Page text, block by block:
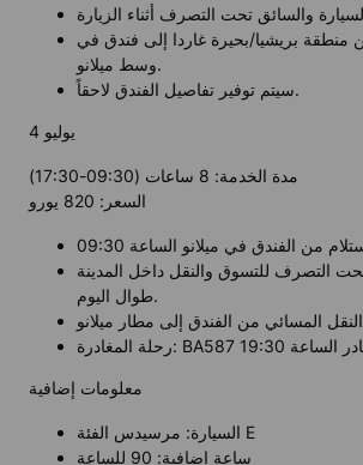
منطقة بريشيا/بحيرة غاردا إلى فندق في
وسط ميلانو.
سيتم توفير تفاصيل الفندق لاحقاً.
4 يوليو
مدة الخدمة: 8 ساعات (09:30-17:30)
السعر: 820 يورو
التصرف للتسوق والنقل داخل المدينة
طوال اليوم.
معلومات إضافية
السيارة: مرسيدس الفئة E
ساعة إضافية: 90 للساعة